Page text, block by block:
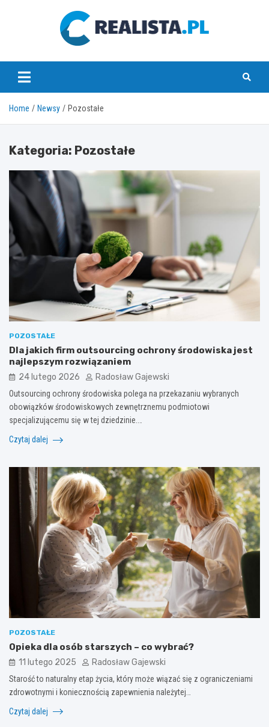
realista.pl
Home Newsy Pozostałe
Kategoria: Pozostałe
POZOSTAŁE
Dla jakich firm outsourcing ochrony środowiska jest
najlepszym rozwiązaniem
24 lutego 2026 Radosław Gajewski
Outsourcing ochrony środowiska polega na przekazaniu wybranych
obowiązków środowiskowych zewnętrznemu podmiotowi
specjalizującemu się w tej dziedzinie.…
Czytaj dalej
POZOSTAŁE
Opieka dla osób starszych – co wybrać?
11 lutego 2025 Radosław Gajewski
Starość to naturalny etap życia, który może wiązać się z ograniczeniami
zdrowotnymi i koniecznością zapewnienia należytej…
Czytaj dalej